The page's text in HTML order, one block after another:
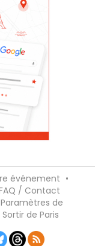
événement •
/ Contact
Paramètres de
Sortir de Paris